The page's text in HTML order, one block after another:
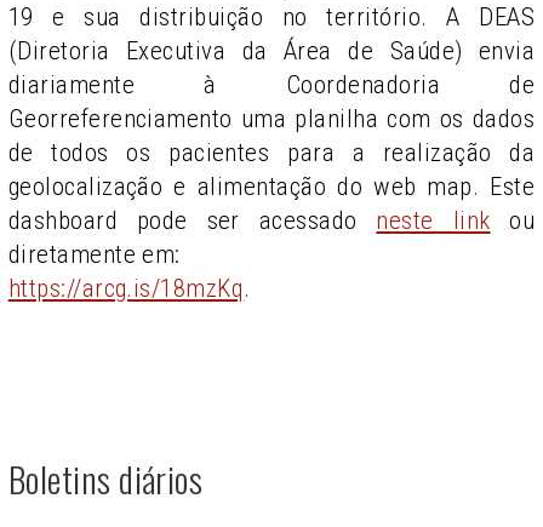
19 e sua distribuição no território. A DEAS
(Diretoria Executiva da Área de Saúde) envia
diariamente à Coordenadoria de
Georreferenciamento uma planilha com os dados
de todos os pacientes para a realização da
geolocalização e alimentação do web map. Este
dashboard pode ser acessado neste link ou
diretamente em:
https://arcg.is/18mzKq.
Boletins diários